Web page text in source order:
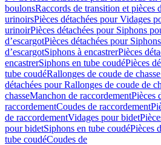
boulonsRaccords de transition et pièces
urinoirsPièces détachées pour Vidages
urinoirPièces détachées pour Siphons
d’escargotPièces détachées pour
d’escargotSiphons à encastrerPièces
encastrerSiphons en tube coudéPièces
tube coudéRallonges de coude de
détachées pour Rallonges de coude de
chasseManchon de raccordementPièces
raccordementCoudes de raccordement
de raccordementVidages pour bidet
pour bidetSiphons en tube coudéPièces
tube coudéCoudes de